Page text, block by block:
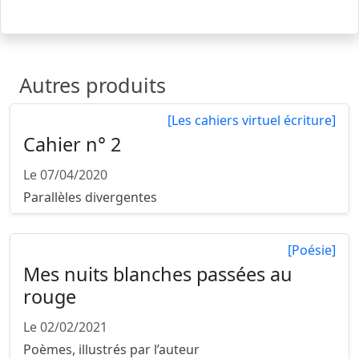
Autres produits
[Les cahiers virtuel écriture]
Cahier n° 2
Le 07/04/2020
Parallèles divergentes
[Poésie]
Mes nuits blanches passées au
rouge
Le 02/02/2021
Poèmes, illustrés par l’auteur